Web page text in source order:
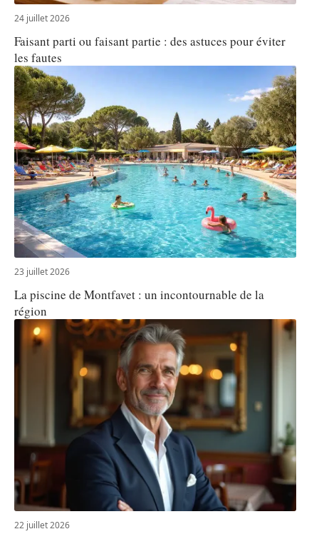
24 juillet 2026
Faisant parti ou faisant partie : des astuces pour éviter
les fautes
23 juillet 2026
La piscine de Montfavet : un incontournable de la
région
22 juillet 2026